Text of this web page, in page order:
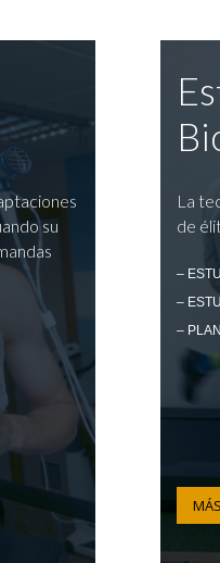
su
La
de
–
–
–